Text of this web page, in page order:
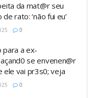
da mat@r seu
rato: ‘não fui eu’
0
para a ex-
se envenen@r
ele vai pr3s0; veja
0